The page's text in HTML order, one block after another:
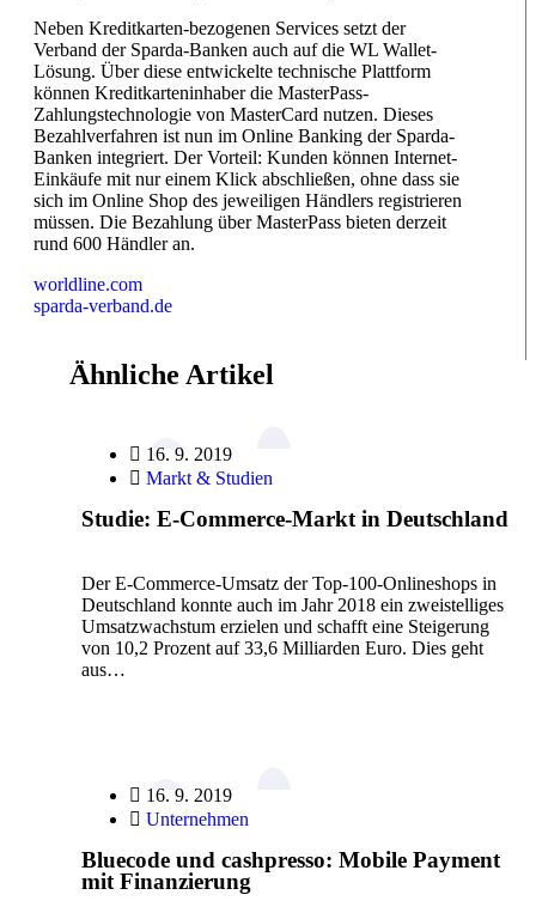
Neben Kreditkarten-bezogenen Services setzt der
Verband der Sparda-Banken auch auf die WL Wallet-
Lösung. Über diese entwickelte technische Plattform
können Kreditkarteninhaber die MasterPass-
Zahlungstechnologie von MasterCard nutzen. Dieses
Bezahlverfahren ist nun im Online Banking der Sparda-
Banken integriert. Der Vorteil: Kunden können Internet-
Einkäufe mit nur einem Klick abschließen, ohne dass sie
sich im Online Shop des jeweiligen Händlers registrieren
müssen. Die Bezahlung über MasterPass bieten derzeit
rund 600 Händler an.
worldline.com
sparda-verband.de
Ähnliche Artikel
16. 9. 2019
Markt & Studien
Studie: E-Commerce-Markt in Deutschland
Der E-Commerce-Umsatz der Top-100-Onlineshops in
Deutschland konnte auch im Jahr 2018 ein zweistelliges
Umsatzwachstum erzielen und schafft eine Steigerung
von 10,2 Prozent auf 33,6 Milliarden Euro. Dies geht
aus…
16. 9. 2019
Unternehmen
Bluecode und cashpresso: Mobile Payment
mit Finanzierung